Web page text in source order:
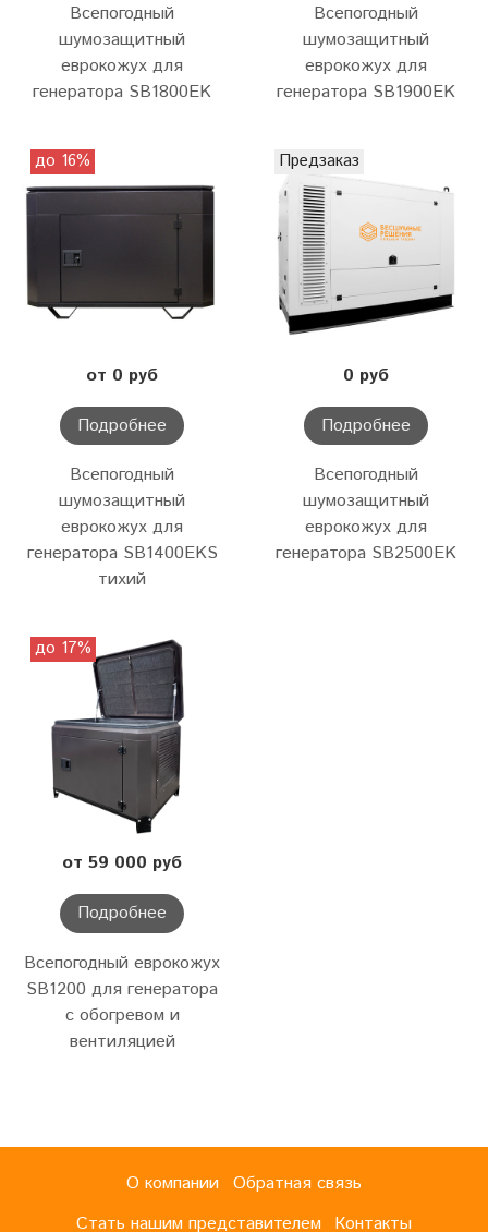
Всепогодный
шумозащитный
еврокожух для
генератора SB1800EK
Всепогодный
шумозащитный
еврокожух для
генератора SB1900EK
до 16%
от 0 руб
Подробнее
Всепогодный
шумозащитный
еврокожух для
генератора SB1400EKS
тихий
Предзаказ
0 руб
Подробнее
Всепогодный
шумозащитный
еврокожух для
генератора SB2500EK
до 17%
от 59 000 руб
Подробнее
Всепогодный еврокожух
SB1200 для генератора
с обогревом и
вентиляцией
О компании Обратная связь
Стать нашим представителем Контакты